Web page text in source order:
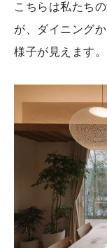
こちらは私たち
が、ダイニング
様子が見えます。